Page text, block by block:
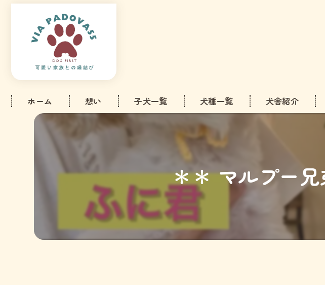
ホーム 想い 子犬一覧 犬種一覧
ビションフリーゼ
ミニチュアダックスフンド
マルチーズ
ペキニーズ
犬舎紹介
＊＊ マルプー